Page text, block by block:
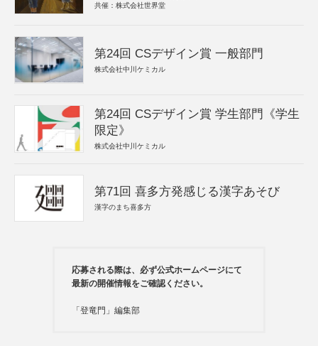
共催：株式会社世界堂
第24回 CSデザイン賞 一般部門
株式会社中川ケミカル
第24回 CSデザイン賞 学生部門《学生
限定》
株式会社中川ケミカル
第71回 喜多方発感じる漢字あそび
漢字のまち喜多方
応募される際は、必ず公式ホームページにて
最新の開催情報をご確認ください。
「登竜門」編集部